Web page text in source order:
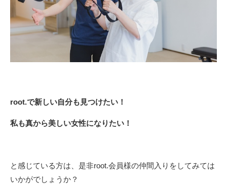
root.で新しい自分も見つけたい！
私も真から美しい女性になりたい！
と感じている方は、是非root.会員様の仲間入りをしてみては
いかがでしょうか？